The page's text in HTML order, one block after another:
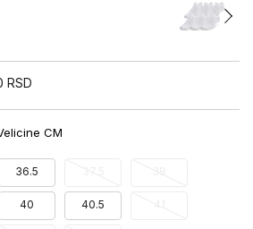
RSD
CM
36.5
40 40.5